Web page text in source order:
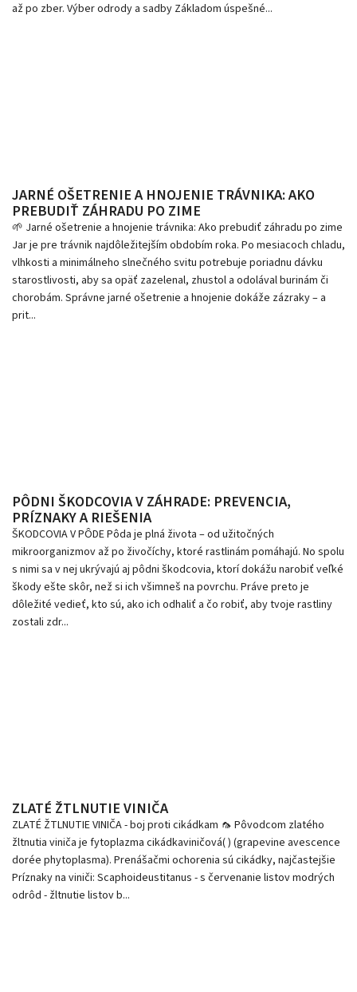
až po zber. Výber odrody a sadby Základom úspešné...
JARNÉ OŠETRENIE A HNOJENIE TRÁVNIKA: AKO
PREBUDIŤ ZÁHRADU PO ZIME
🌱 Jarné ošetrenie a hnojenie trávnika: Ako prebudiť záhradu po zime
Jar je pre trávnik najdôležitejším obdobím roka. Po mesiacoch chladu,
vlhkosti a minimálneho slnečného svitu potrebuje poriadnu dávku
starostlivosti, aby sa opäť zazelenal, zhustol a odolával burinám či
chorobám. Správne jarné ošetrenie a hnojenie dokáže zázraky – a
prit...
PÔDNI ŠKODCOVIA V ZÁHRADE: PREVENCIA,
PRÍZNAKY A RIEŠENIA
ŠKODCOVIA V PÔDE Pôda je plná života – od užitočných
mikroorganizmov až po živočíchy, ktoré rastlinám pomáhajú. No spolu
s nimi sa v nej ukrývajú aj pôdni škodcovia, ktorí dokážu narobiť veľké
škody ešte skôr, než si ich všimneš na povrchu. Práve preto je
dôležité vedieť, kto sú, ako ich odhaliť a čo robiť, aby tvoje rastliny
zostali zdr...
ZLATÉ ŽTLNUTIE VINIČA
ZLATÉ ŽTLNUTIE VINIČA - boj proti cikádkam 🦟 Pôvodcom zlatého
žltnutia viniča je fytoplazma cikádkaviničová( ) (grapevine avescence
dorée phytoplasma). Prenášačmi ochorenia sú cikádky, najčastejšie
Príznaky na viniči: Scaphoideustitanus - s červenanie listov modrých
odrôd - žltnutie listov b...